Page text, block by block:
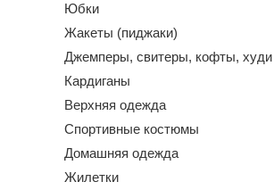
Юбки
Жакеты (пиджаки)
Джемперы, свитеры, кофты, худи
Кардиганы
Верхняя одежда
Спортивные костюмы
Домашняя одежда
Жилетки